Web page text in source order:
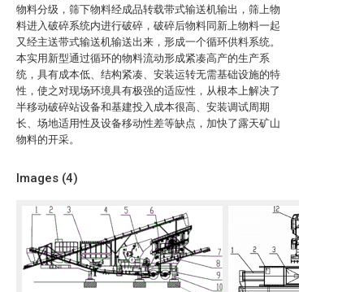
物料分级，筛下物料经成品转载带式输送机输出，筛上物
料进入破碎系统内进行破碎，破碎后物料同新上物料一起
又经主送带式输送机输送出来，形成一个循环供料系统。
本实用新型通过循环的物料流动形成紧凑高产的生产系
统，具有成本低、结构紧凑、安装运转无需基础设施的特
性，使之对现场环境具有极强的适应性，从根本上解决了
半移动破碎站设备和基建投入成本很高、安装调试周期
长、场地适用性及设备移动性差等缺点，加快了露天矿山
物料的开采。
Images (4)